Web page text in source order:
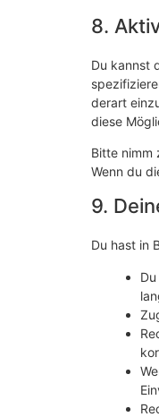
8.
Du kannst
derart
diese
Bitte nimm
Wenn du
9.
Du hast in